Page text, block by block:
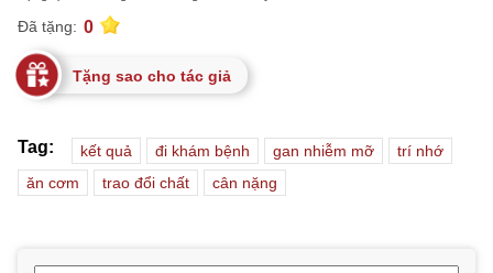
Đã tặng: 0
Tặng sao cho tác giả
Tag: kết quả đi khám bệnh gan nhiễm mỡ
trí nhớ
ăn cơm
trao đổi chất cân nặng